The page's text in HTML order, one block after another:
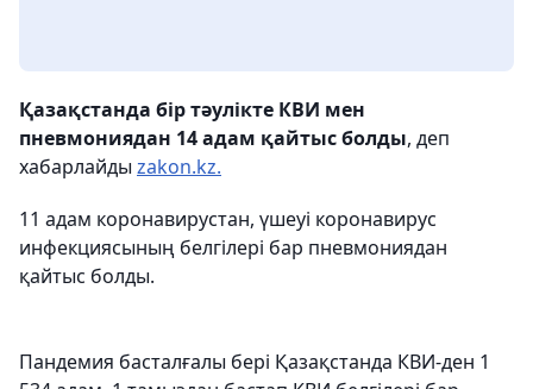
Қазақстанда бір тәулікте КВИ мен
пневмониядан 14 адам қайтыс болды, деп
хабарлайды zakon.kz.
11 адам коронавирустан, үшеуі коронавирус
инфекциясының белгілері бар пневмониядан
қайтыс болды.
Пандемия басталғалы бері Қазақстанда КВИ-ден 1